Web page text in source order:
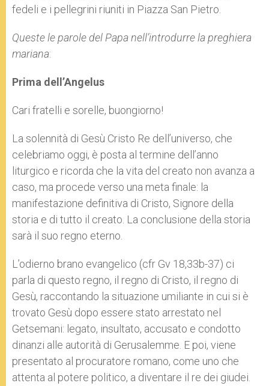
fedeli e i pellegrini riuniti in Piazza San Pietro.
Queste le parole del Papa nell’introdurre la preghiera
mariana:
Prima dell’Angelus
Cari fratelli e sorelle, buongiorno!
La solennità di Gesù Cristo Re dell’universo, che
celebriamo oggi, è posta al termine dell’anno
liturgico e ricorda che la vita del creato non avanza a
caso, ma procede verso una meta finale: la
manifestazione definitiva di Cristo, Signore della
storia e di tutto il creato. La conclusione della storia
sarà il suo regno eterno.
L’odierno brano evangelico (cfr Gv 18,33b-37) ci
parla di questo regno, il regno di Cristo, il regno di
Gesù, raccontando la situazione umiliante in cui si è
trovato Gesù dopo essere stato arrestato nel
Getsemani: legato, insultato, accusato e condotto
dinanzi alle autorità di Gerusalemme. E poi, viene
presentato al procuratore romano, come uno che
attenta al potere politico, a diventare il re dei giudei.